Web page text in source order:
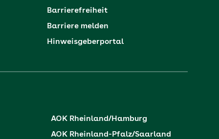
Barrierefreiheit
Barriere melden
Hinweisgeberportal
AOK Rheinland/Hamburg
AOK Rheinland-Pfalz/Saarland